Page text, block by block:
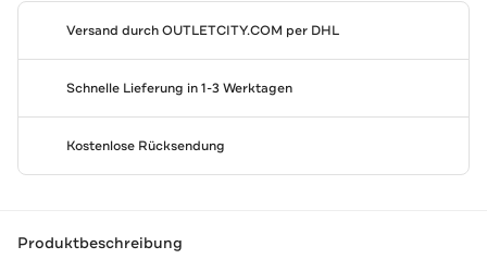
Versand durchOUTLETCITY.COM per DHL
Schnelle Lieferung in 1-3 Werktagen
Kostenlose Rücksendung
Produktbeschreibung